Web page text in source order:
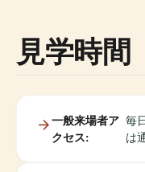
見学時間
一般来場者ア
クセス:
毎
は